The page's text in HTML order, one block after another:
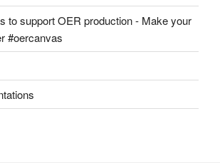
to support OER production - Make your
#oercanvas